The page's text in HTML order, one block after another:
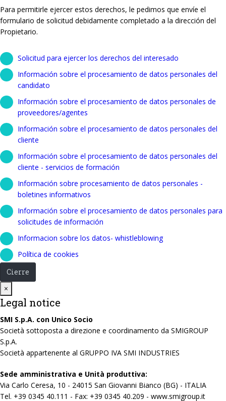
Para permitirle ejercer estos derechos, le pedimos que envíe el
formulario de solicitud debidamente completado a la dirección del
Propietario.
Solicitud para ejercer los derechos del interesado
Información sobre el procesamiento de datos personales del
candidato
Información sobre el procesamiento de datos personales de
proveedores/agentes
Información sobre el procesamiento de datos personales del
cliente
Información sobre el procesamiento de datos personales del
cliente - servicios de formación
Información sobre procesamiento de datos personales -
boletines informativos
Información sobre el procesamiento de datos personales para
solicitudes de información
Informacion sobre los datos- whistleblowing
Política de cookies
Cierre
×
Legal notice
SMI S.p.A. con Unico Socio
Società sottoposta a direzione e coordinamento da SMIGROUP
S.p.A.
Società appartenente al GRUPPO IVA SMI INDUSTRIES
Sede amministrativa e Unità produttiva:
Via Carlo Ceresa, 10 - 24015 San Giovanni Bianco (BG) - ITALIA
Tel. +39 0345 40.111 - Fax: +39 0345 40.209 - www.smigroup.it